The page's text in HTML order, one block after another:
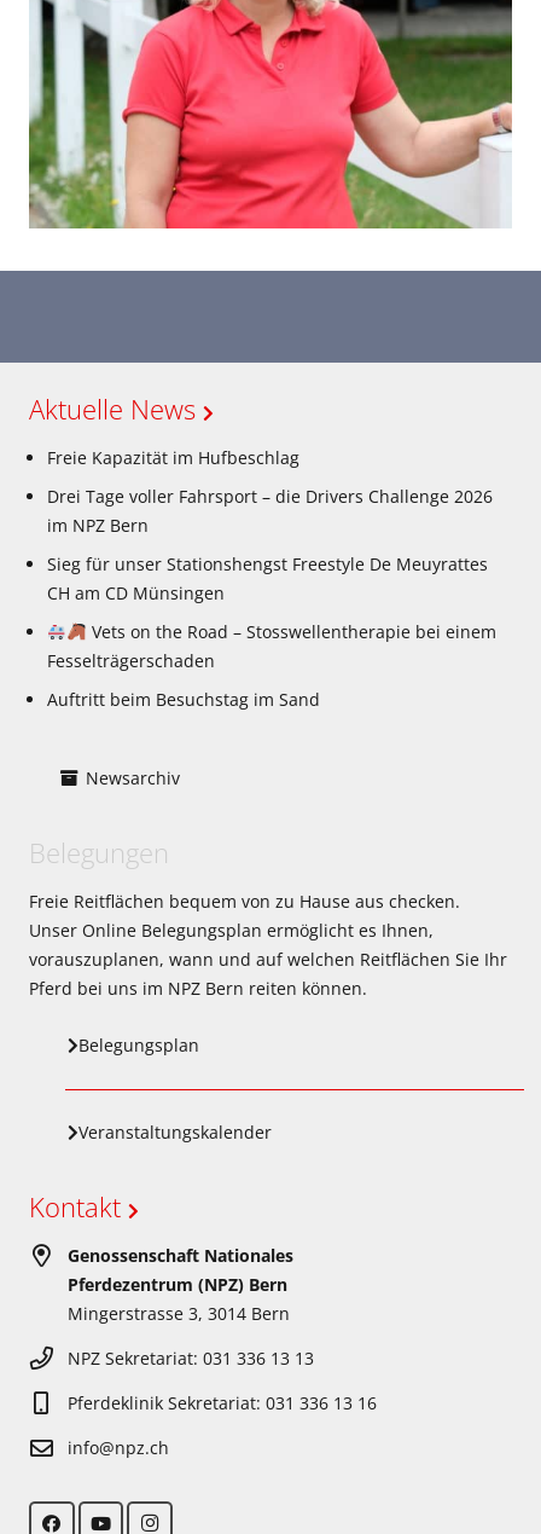
Aktuelle News
Freie Kapazität im Hufbeschlag
Drei Tage voller Fahrsport – die Drivers Challenge 2026
im NPZ Bern
Sieg für unser Stationshengst Freestyle De Meuyrattes
CH am CD Münsingen
Vets on the Road – Stosswellentherapie bei einem
Fesselträgerschaden
Auftritt beim Besuchstag im Sand
Newsarchiv
Belegungen
Freie Reitflächen bequem von zu Hause aus checken.
Unser Online Belegungsplan ermöglicht es Ihnen,
vorauszuplanen, wann und auf welchen Reitflächen Sie Ihr
Pferd bei uns im NPZ Bern reiten können.
Belegungsplan
Veranstaltungskalender
Kontakt
Genossenschaft Nationales
Pferdezentrum (NPZ) Bern
Mingerstrasse 3, 3014 Bern
NPZ Sekretariat: 031 336 13 13
Pferdeklinik Sekretariat: 031 336 13 16
info@npz.ch